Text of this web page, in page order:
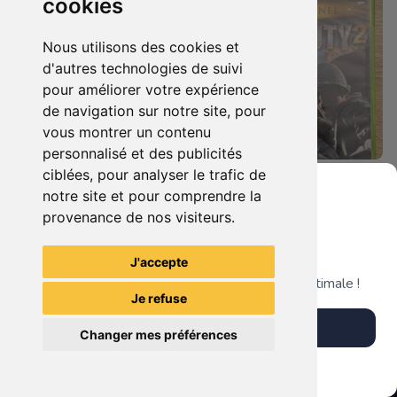
cookies
Nous utilisons des cookies et
d'autres technologies de suivi
pour améliorer votre expérience
de navigation sur notre site, pour
vous montrer un contenu
personnalisé et des publicités
ciblées, pour analyser le trafic de
notre site et pour comprendre la
provenance de nos visiteurs.
J'accepte
Je refuse
Changer mes préférences
8.90 € 0
Call Of Duty - Black Ops II Xbox 360
27.90 €
TheGamingR83
Grenier du Geek
Télécharge notre app pour une expérience optimale !
Télécharger l'app